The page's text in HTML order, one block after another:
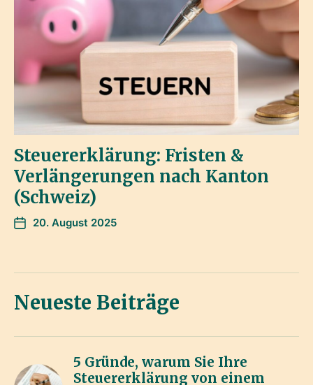
Steuererklärung: Fristen &
Verlängerungen nach Kanton
(Schweiz)
20. August 2025
Neueste Beiträge
5 Gründe, warum Sie Ihre
Steuererklärung von einem